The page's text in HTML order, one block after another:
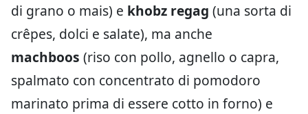
di grano o mais) e khobz regag (una sorta di
crêpes, dolci e salate), ma anche
machboos (riso con pollo, agnello o capra,
spalmato con concentrato di pomodoro
marinato prima di essere cotto in forno) e